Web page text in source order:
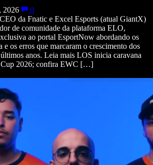
2026
0
da Fnatic e Excel Esports (atual GiantX)
de comunidade da plataforma ELO,
ao portal EsportNow abordando os
e os erros que marcaram o crescimento dos
anos. Leia mais LOS inicia caravana
Cup 2026; confira EWC […]